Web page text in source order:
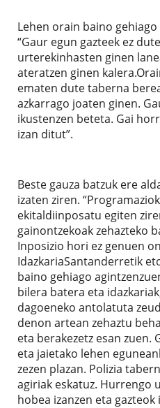
Lehen orain baino
“Gaur egun gazteek ez
urterekinhasten ginen
ateratzen ginen
ematen dute taberna
azkarrago joaten ginen.
ikustenzen beteta. Gai
izan ditut”.
Beste gauza batzuk ere
izaten ziren.
ekitaldiinposatu egiten
gainontzekoak zehazteko
Inposizio hori ez genuen
IdazkariaSantanderretik
baino gehiago
bilera batera eta
dagoeneko antolatuta
denon artean zehaztu
eta berakezetz esan zuen.
eta jaietako lehen
zezen plazan. Polizia
agiriak eskatuz. Hurrengo
hobea izanzen eta